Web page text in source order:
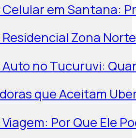
em Santana:
Zona
no Tucuruvi:
que Aceitam
Por Que Ele